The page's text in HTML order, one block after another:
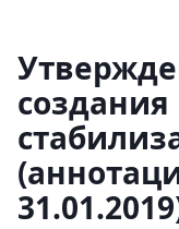
создания